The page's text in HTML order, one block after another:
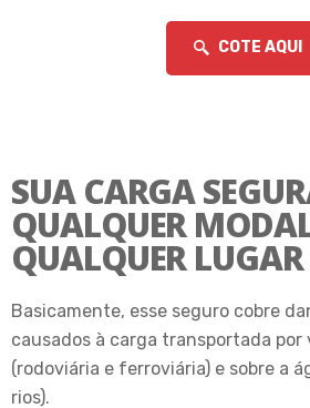
COTE AQUI
SUA CARGA
QUALQUER
QUALQUER LUGAR
Basicamente, esse seguro cobre
causados à carga transportada por
(rodoviária e ferroviária) e sobre a
rios).